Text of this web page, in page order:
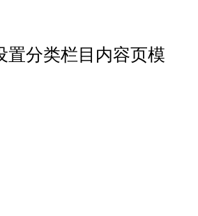
置分类栏目内容页模